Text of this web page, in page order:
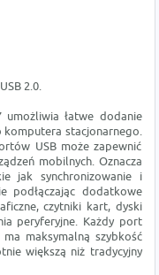
2.0.
umożliwia łatwe dodanie
stacjonarnego.
USB może zapewnić
mobilnych. Oznacza
jak synchronizowanie i
podłączając dodatkowe
czytniki kart, dyski
peryferyjne. Każdy port
maksymalną szybkość
większą niż tradycyjny